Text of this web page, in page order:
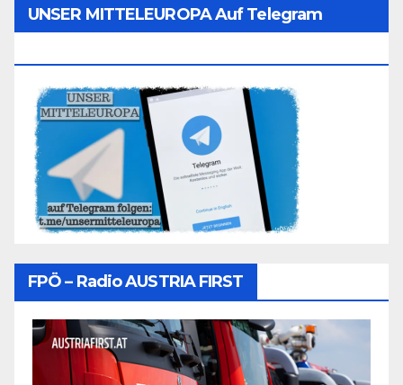
UNSER MITTELEUROPA Auf Telegram
FPÖ – Radio AUSTRIA FIRST